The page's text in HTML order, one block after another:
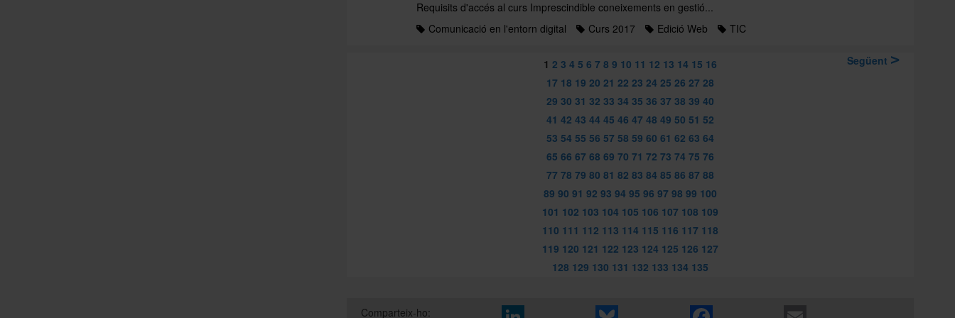
Requisits d'accés al curs Imprescindible coneixements en gestió...
Comunicació en l'entorn digital
Curs 2017 Edició Web TIC
1 2 3 4 5 6 7 8 9 10 11 12 13 14 15 16
17 18 19 20 21 22 23 24 25 26 27 28
29 30 31 32 33 34 35 36 37 38 39 40
41 42 43 44 45 46 47 48 49 50 51 52
53 54 55 56 57 58 59 60 61 62 63 64
65 66 67 68 69 70 71 72 73 74 75 76
77 78 79 80 81 82 83 84 85 86 87 88
89 90 91 92 93 94 95 96 97 98 99 100
101 102 103 104 105 106 107 108 109
110 111 112 113 114 115 116 117 118
119 120 121 122 123 124 125 126 127
128 129 130 131 132 133 134 135
Següent
Comparteix-ho: